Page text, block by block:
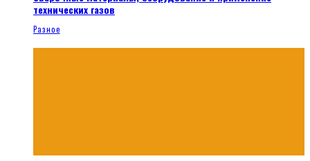
технических газов
Разное